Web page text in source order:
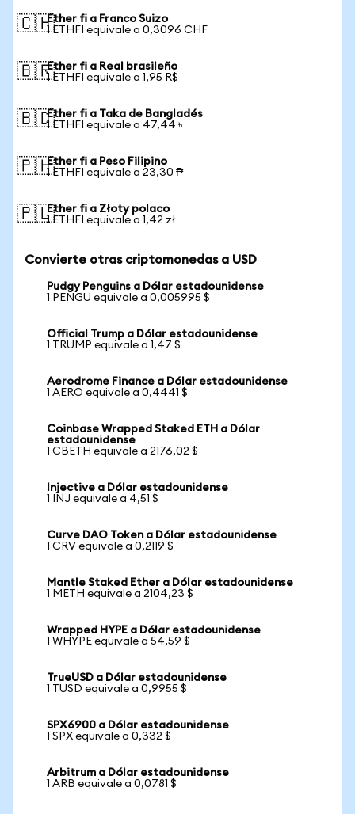
🇨🇭Ether fi a Franco Suizo
1 ETHFI equivale a 0,3096 CHF
🇧🇷Ether fi a Real brasileño
1 ETHFI equivale a 1,95 R$
🇧🇩Ether fi a Taka de Bangladés
1 ETHFI equivale a 47,44 ৳
🇵🇭Ether fi a Peso Filipino
1 ETHFI equivale a 23,30 ₱
🇵🇱Ether fi a Złoty polaco
1 ETHFI equivale a 1,42 zł
Convierte otras criptomonedas a USD
Pudgy Penguins a Dólar estadounidense
1 PENGU equivale a 0,005995 $
Official Trump a Dólar estadounidense
1 TRUMP equivale a 1,47 $
Aerodrome Finance a Dólar estadounidense
1 AERO equivale a 0,4441 $
Coinbase Wrapped Staked ETH a Dólar
estadounidense
1 CBETH equivale a 2176,02 $
Injective a Dólar estadounidense
1 INJ equivale a 4,51 $
Curve DAO Token a Dólar estadounidense
1 CRV equivale a 0,2119 $
Mantle Staked Ether a Dólar estadounidense
1 METH equivale a 2104,23 $
Wrapped HYPE a Dólar estadounidense
1 WHYPE equivale a 54,59 $
TrueUSD a Dólar estadounidense
1 TUSD equivale a 0,9955 $
SPX6900 a Dólar estadounidense
1 SPX equivale a 0,332 $
Arbitrum a Dólar estadounidense
1 ARB equivale a 0,0781 $